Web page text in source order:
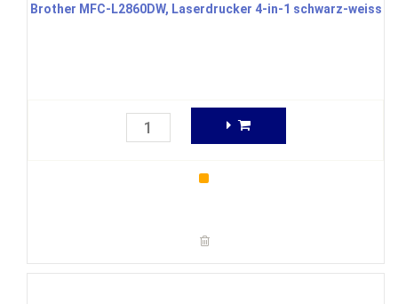
Brother MFC-L2860DW, Laserdrucker 4-in-1 schwarz-weiss